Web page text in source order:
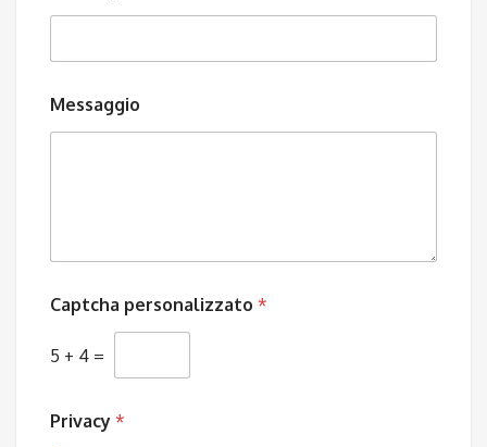
Messaggio
Captcha personalizzato *
5 + 4 =
Privacy *